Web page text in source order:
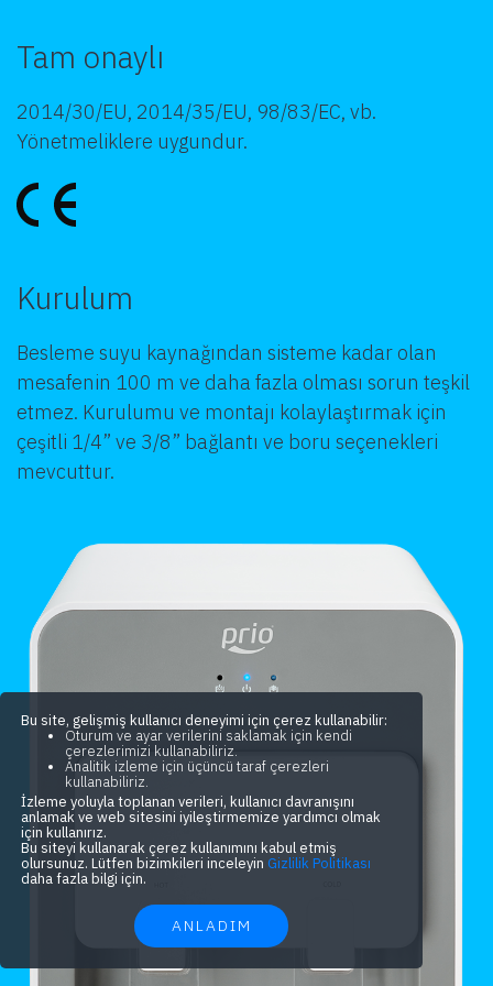
Bu site, gelişmiş kullanıcı deneyimi için çerez kullanabilir:
Oturum ve ayar verilerini saklamak için kendi
çerezlerimizi kullanabiliriz.
Analitik izleme için üçüncü taraf çerezleri
kullanabiliriz.
İzleme yoluyla toplanan verileri, kullanıcı davranışını
anlamak ve web sitesini iyileştirmemize yardımcı olmak
için kullanırız.
Bu siteyi kullanarak çerez kullanımını kabul etmiş
olursunuz. Lütfen bizimkileri inceleyin Gizlilik Politikası
daha fazla bilgi için.
ANLADIM
Tam onaylı
2014/30/EU, 2014/35/EU, 98/83/EC, vb.
Yönetmeliklere uygundur.
Kurulum
Besleme suyu kaynağından sisteme kadar olan
mesafenin 100 m ve daha fazla olması sorun teşkil
etmez. Kurulumu ve montajı kolaylaştırmak için
çeşitli 1/4” ve 3/8” bağlantı ve boru seçenekleri
mevcuttur.